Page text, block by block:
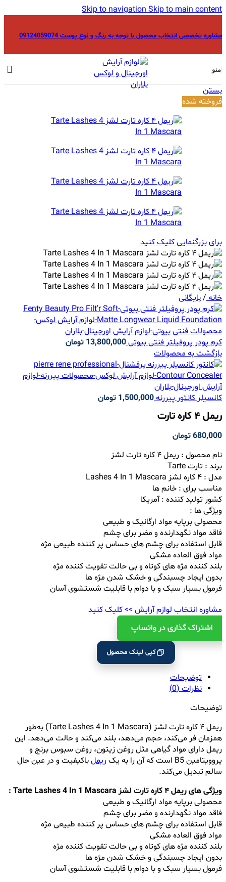
Skip to navigationSkip to main content
مشاوره تخصصی انتخاب محصول با توجه به رنگ و نوع پوست 09124059074
منو
بستن
فروخته شده
برای بزرگنمایی کلیک کنید
خانه/بایگانی
کرم پودر پروفیلتر فنتی بیوتی13,800,000 تومان
بازگشت به محصولات
کانسیلر کانتور پیررنه1,500,000 تومان
ریمل ۴ کاره تارت
680,000تومان
نام محصول : ریمل ۴ کاره تارت لشز
برند : تارت Tarte
مدل : ۴ کاره لشز Lashes 4 In 1 Mascara
مناسب برای : خانم ها
کشور تولید کننده : آمریکا
ویژگی ها :
محصولی برپایه مواد ارگانیک و طبیعی
فاقد مواد نگهدارنده و مضر برای چشم
قابل استفاده برای چشم های حساس پر کننده طبیعی مژه
مواد فوق العاده مشکی
بلند کننده مژه های کوتاه و بی حالت تقویت کننده مژه
بدون ایجاد چسبندگی و خشک شدن مژه ها
فرمول بسیار سبک و با دوام با قابلیت شستشوی آسان
مشاوره انتخاب لوازم آرایش >> کلیک کنید
اشتراک ‌گذاری در واتساپ
کپی لینک محصول
توضیحات
نظرات (0)
توضیحات
ریمل ۴ کاره تارت لشز (Tarte Lashes 4 In 1 Mascara) به‎‌طور
همزمان فر می‌‎کند، حجم ‏می‎‌دهد، بلند می‎‌کند و حالت می‎‌دهد. این
ریمل دارای مواد گیاهی مثل روغن زیتون، روغن سبوس برنج و
پروویتامین B5 است که آن را به یک
ریمل
باکیفیت و در عین‎ حال
سالم تبدیل می‎‌کند.
ویژگی های ریمل ۴ کاره تارت لشز Tarte Lashes 4 In 1 Mascara :
محصولی برپایه مواد ارگانیک و طبیعی
فاقد مواد نگهدارنده و مضر برای چشم
قابل استفاده برای چشم های حساس پر کننده طبیعی مژه
مواد فوق العاده مشکی
بلند کننده مژه های کوتاه و بی حالت تقویت کننده مژه
بدون ایجاد چسبندگی و خشک شدن مژه ها
فرمول بسیار سبک و با دوام با قابلیت شستشوی آسان